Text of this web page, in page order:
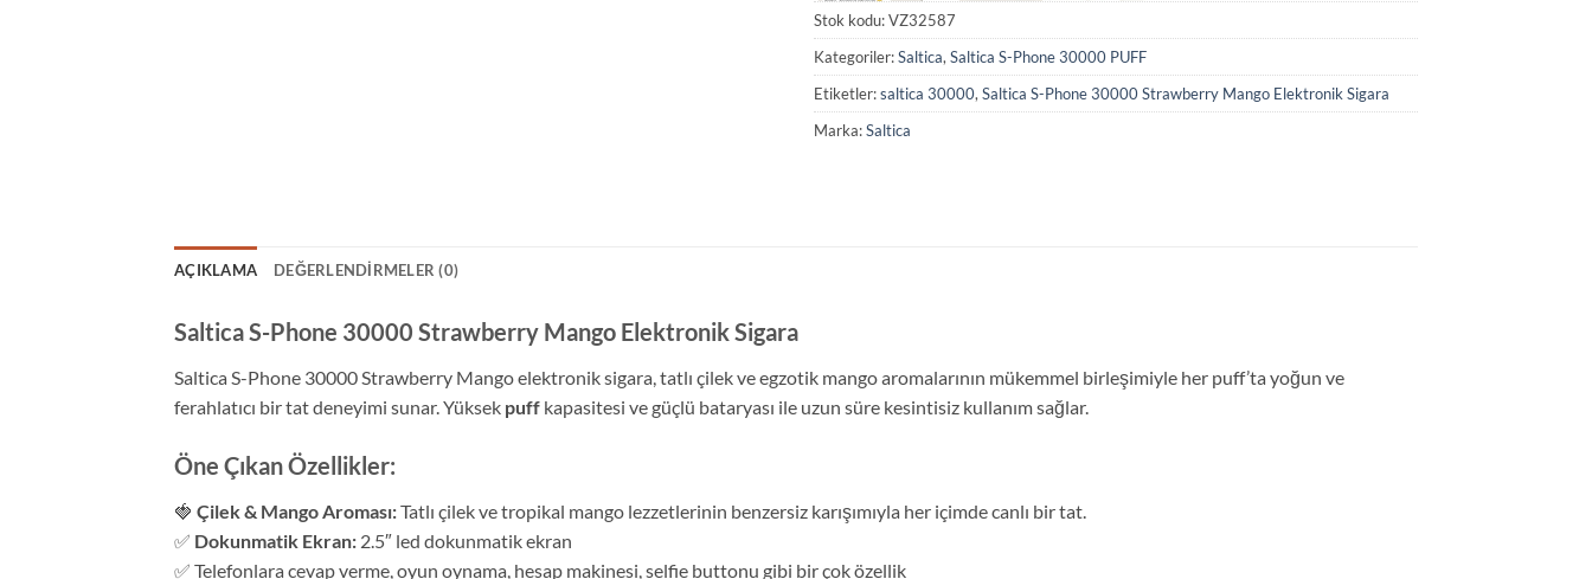
Stok kodu:VZ32587
Kategoriler:Saltica,Saltica S-Phone 30000 PUFF
Etiketler:saltica 30000,Saltica S-Phone 30000 Strawberry Mango Elektronik Sigara
Marka:Saltica
AÇIKLAMA DEĞERLENDIRMELER (0)
Saltica S-Phone 30000 Strawberry Mango Elektronik Sigara
Saltica S-Phone 30000 Strawberry Mango elektronik sigara, tatlı çilek ve egzotik mango aromalarının mükemmel birleşimiyle her puff’ta yoğun ve
ferahlatıcı bir tat deneyimi sunar. Yüksek puff kapasitesi ve güçlü bataryası ile uzun süre kesintisiz kullanım sağlar.
Öne Çıkan Özellikler:
🍓 Çilek & Mango Aroması:Tatlı çilek ve tropikal mango lezzetlerinin benzersiz karışımıyla her içimde canlı bir tat.
✅ Dokunmatik Ekran: 2.5″ led dokunmatik ekran
✅ Telefonlara cevap verme, oyun oynama, hesap makinesi, selfie buttonu gibi bir çok özellik